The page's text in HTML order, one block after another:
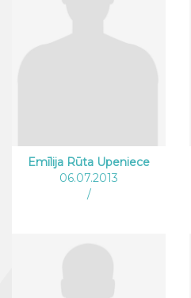
Emīlija Rūta Upeniece
06.07.2013
/